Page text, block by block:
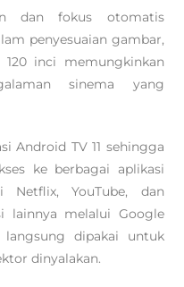
dan fokus otomatis
penyesuaian gambar,
inci memungkinkan
sinema yang
Android TV 11 sehingga
ke berbagai aplikasi
Netflix, YouTube, dan
lainnya melalui Google
dipakai untuk
dinyalakan.